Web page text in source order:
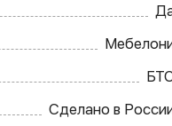
Сделано в